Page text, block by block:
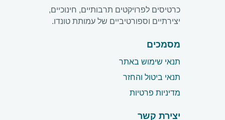
כרטיסים לפרויקטים תרבותיים, חינוכיים,
יצירתיים וספורטיביים של עמותת טונדו.
מסמכים
תנאי שימוש באתר
תנאי ביטול והחזר
מדיניות פרטיות
יצירת קשר